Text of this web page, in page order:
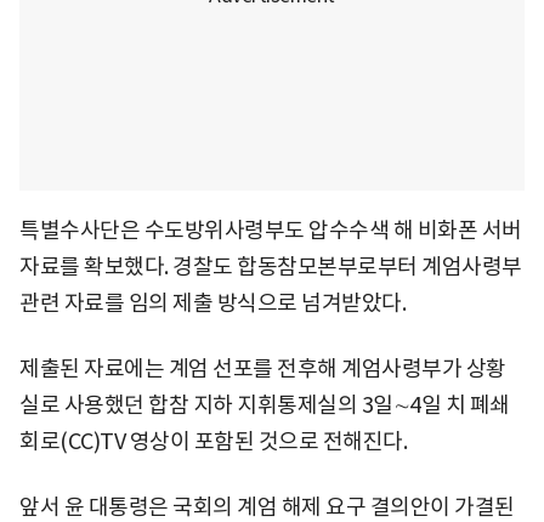
특별수사단은 수도방위사령부도 압수수색 해 비화폰 서버
자료를 확보했다. 경찰도 합동참모본부로부터 계엄사령부
관련 자료를 임의 제출 방식으로 넘겨받았다.
제출된 자료에는 계엄 선포를 전후해 계엄사령부가 상황
실로 사용했던 합참 지하 지휘통제실의 3일∼4일 치 폐쇄
회로(CC)TV 영상이 포함된 것으로 전해진다.
앞서 윤 대통령은 국회의 계엄 해제 요구 결의안이 가결된